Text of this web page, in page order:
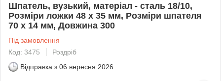
Шпатель, вузький, матеріал - сталь 18/10,
Розміри ложки 48 x 35 мм, Розміри шпателя
70 x 14 мм, Довжина 300
Під замовлення
Код: 3475
Роздріб
Відправка з 06 вересня 2026